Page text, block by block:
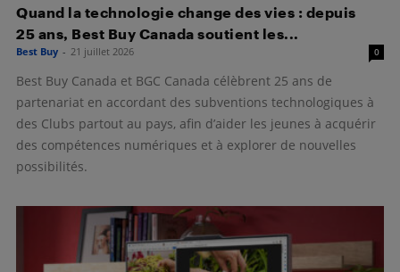
Quand la technologie change des vies : depuis
25 ans, Best Buy Canada soutient les...
Best Buy - 21 juillet 2026 0
Best Buy Canada et BGC Canada célèbrent 25 ans de
partenariat en accordant des subventions technologiques à
des Clubs partout au pays, afin d’aider les jeunes à acquérir
des compétences numériques et à explorer de nouvelles
possibilités.